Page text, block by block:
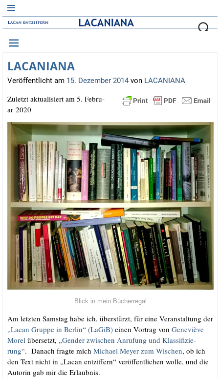
LACANIANA
Veröffentlicht am 15. Dezember 2014 von LACANIANA
Zuletzt aktua­li­siert am 5. Febru­
ar 2020
Blick in mein Bücherregal
Am letz­ten Sams­tag habe ich, über­stürzt, für eine Ver­an­stal­tung der
„Lacan Grup­pe in Ber­lin“ (LaGiB)einen Vor­trag von Gene­viè­ve
Morel über­setzt, „Gen­der zwi­schen Anru­fung und Klas­si­fi­zie­
rung“. Danach frag­te mich Micha­el Mey­er zum Wischen, ob ich
den Text nicht in „Lacan ent­zif­fern“ ver­öf­fent­li­chen wol­le, und die
Autorin gab mir die Erlaubnis.